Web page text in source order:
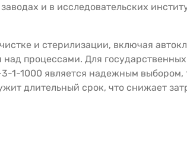
и в исследовательских
и стерилизации, включая
над процессами. Для
1-1000 является надежным выбором,
длительный срок, что снижает